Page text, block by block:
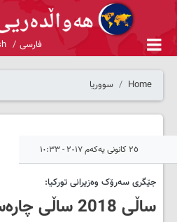
فارسی
Home سووریا
٢٥ کانونی یەکەم ٢٠١٧ - ١٠:٣٣
جێگری سه‌رۆک وه‌زیرانی تورکیا:
ساڵی 2018